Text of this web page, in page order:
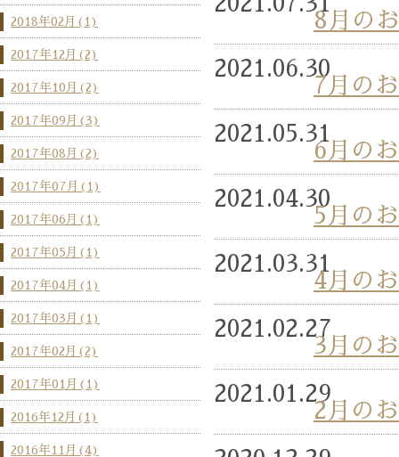
8月の
2021.06.30
7月の
2021.05.31
6月の
2021.04.30
5月の
2021.03.31
4月の
2021.02.27
3月の
2021.01.29
2月の
2018年02月(1)
2017年12月(2)
2017年10月(2)
2017年09月(3)
2017年08月(2)
2017年07月(1)
2017年06月(1)
2017年05月(1)
2017年04月(1)
2017年03月(1)
2017年02月(2)
2017年01月(1)
2016年12月(1)
2016年11月(4)